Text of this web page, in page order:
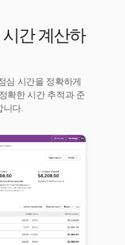
간 계산하
심 시간을 정확하게
확한 시간 추적과 준
니다.